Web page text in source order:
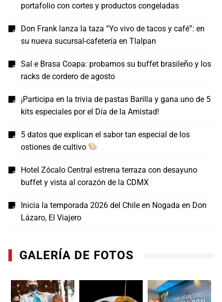
portafolio con cortes y productos congeladas
Don Frank lanza la taza “Yo vivo de tacos y café”: en
su nueva sucursal-cafetería en Tlalpan
Sal e Brasa Coapa: probamos su buffet brasileño y los
racks de cordero de agosto
¡Participa en la trivia de pastas Barilla y gana uno de 5
kits especiales por el Día de la Amistad!
5 datos que explican el sabor tan especial de los
ostiones de cultivo
Hotel Zócalo Central estrena terraza con desayuno
buffet y vista al corazón de la CDMX
Inicia la temporada 2026 del Chile en Nogada en Don
Lázaro, El Viajero
GALERÍA DE FOTOS